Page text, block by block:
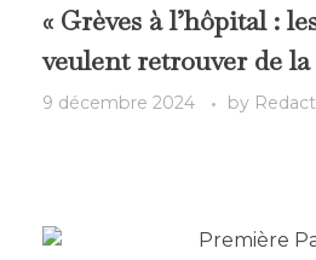
« Grèves à l’hôpital :
veulent retrouver de
9 décembre 2024 by